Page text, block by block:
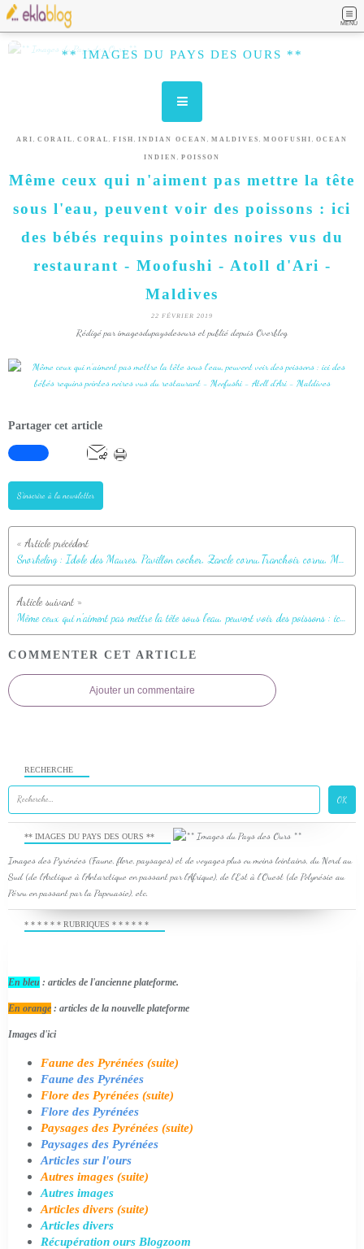
MENU
** IMAGES DU PAYS DES OURS **
ARI , CORAIL , CORAL , FISH , INDIAN OCEAN , MALDIVES , MOOFUSHI , OCEAN
INDIEN , POISSON
Même ceux qui n'aiment pas mettre la tête
sous l'eau, peuvent voir des poissons : ici
des bébés requins pointes noires vus du
restaurant - Moofushi - Atoll d'Ari -
Maldives
22 FÉVRIER 2019
Rédigé par imagesdupaysdesours et publié depuis Overblog
Partager cet article
S'inscrire à la newsletter
Snorkeling : Idole des Maures, Pavillon cocher, Zancle cornu,Tranchoir cornu, Moorish Idol (Zanclus cornutus) - Moofushi - Atoll d'Ari - Maldives
Même ceux qui n'aiment pas mettre la tête sous l'eau, peuvent voir des poissons : ici des bébés requins pointes noires vus du restaurant - Moofushi - Atoll d'Ari - Maldives
COMMENTER CET ARTICLE
Ajouter un commentaire
RECHERCHE
** IMAGES DU PAYS DES OURS **
Images des Pyrénées (Faune, flore, paysages) et de voyages plus ou moins lointains, du Nord au
Sud (de l'Arctique à l'Antarctique en passant par l'Afrique), de l'Est à l'Ouest (de Polynésie au
Pérou en passant par la Papouasie), etc.
* * * * * * RUBRIQUES * * * * * *
En bleu : articles de l'ancienne plateforme.
En orange : articles de la nouvelle plateforme
Images d'ici
Faune des Pyrénées (suite)
Faune des Pyrénées
Flore des Pyrénées (suite)
Flore des Pyrénées
Paysages des Pyrénées (suite)
Paysages des Pyrénées
Articles sur l'ours
Autres images (suite)
Autres images
Articles divers (suite)
Articles divers
Récupération ours Blogzoom